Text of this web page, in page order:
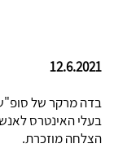
12.6.2021
בדה מרקר של
בעלי האינטרס
הצלחה מוזכרת.